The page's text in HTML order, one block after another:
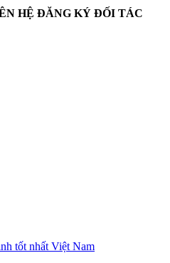
HỆ ĐĂNG KÝ ĐỐI TÁC
tốt nhất Việt Nam